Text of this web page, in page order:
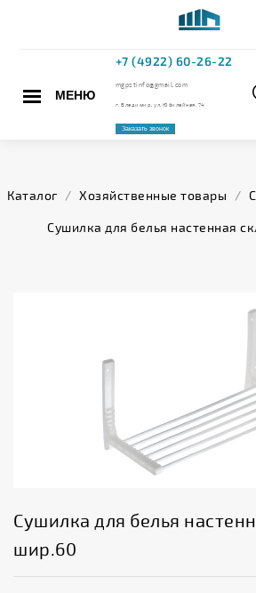
МЕНЮ
Каталог / Хозяйственные товары /
Сушилка для белья настенная
Сушилка для белья
шир.60